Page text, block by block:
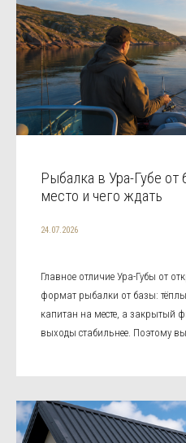
Рыбалка в Ура-Губе от
место и чего ждать
24.07.2026
Главное отличие Ура-Губы от
формат рыбалки от базы:
капитан на месте, а закрытый
выходы стабильнее. Поэтому